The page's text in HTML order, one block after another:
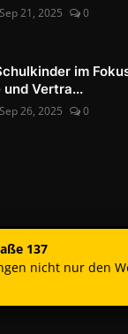
Sep 21, 2025 0
im
Vertra...
Sep 26, 2025 0
137
nicht nur den